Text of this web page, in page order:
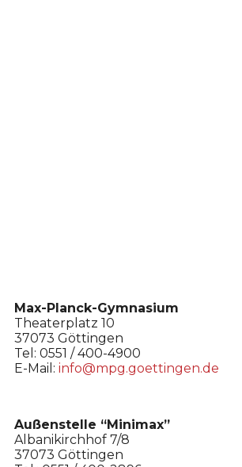
Max-Planck-Gymnasium
Theaterplatz 10
37073 Göttingen
Tel: 0551 / 400-4900
E-Mail: info@mpg.goettingen.de
Außenstelle “Minimax”
Albanikirchhof 7/8
37073 Göttingen